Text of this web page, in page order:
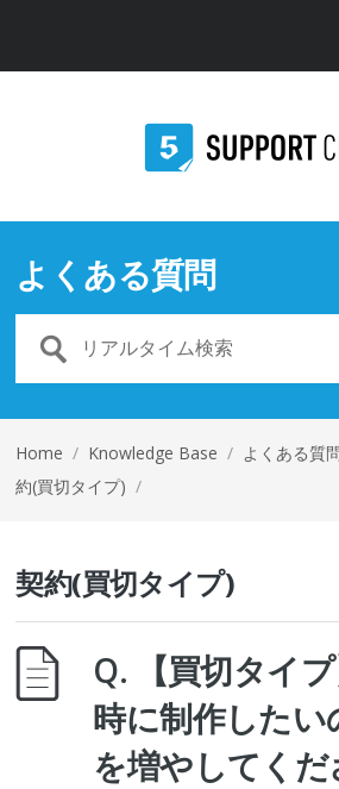
よくある質問
Home / Knowledge Base / よくある質
約(買切タイプ) /
契約(買切タイプ)
Q. 【買切タイ
時に制作したい
を増やしてくだ